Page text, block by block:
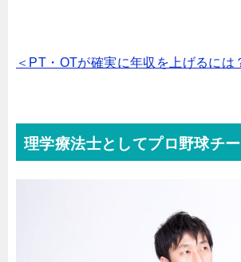
＜PT・OTが確実に年収を上げるには
理学療法士としてプロ野球チ